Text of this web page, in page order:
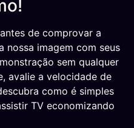
de comprovar a
nossa imagem com seus
sem qualquer
avalie a velocidade de
como é simples
TV economizando